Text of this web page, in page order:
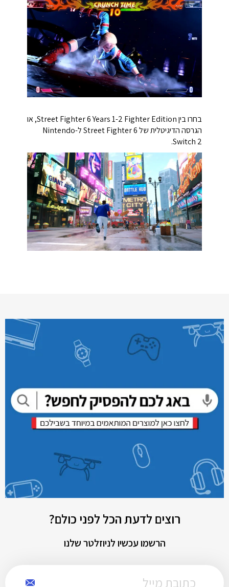
בחרו בין Street Fighter 6 Years 1-2 Fighter Edition, או
הגרסה הדיגיטלית של Street Fighter 6 ל-Nintendo
Switch 2.
רוצים לדעת הכל לפני כולם?
הרשמו עכשיו לניוזלטר שלנו